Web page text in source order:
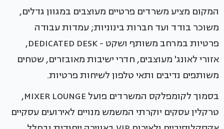
המקום מציע משרדים פרטיים מעוצבים במגוון גדלים,
משוכר בודד ועד חברות בינוניות; עמדות עבודה
פרטיות במרחב משותף ושקט - DEDICATED DESK,
אזורי לאונג' מעוצבים, חדרי ישיבות מאובזרים, שטחים
משותפים נדיבים ותאי טלפון לשיחות פרטיות.
בסמוך לקומפלקס המשרדים פועל MIXER LOUNGE,
טרקלין עסקים יוקרתי המשמש מנויים לאירועים עסקיים